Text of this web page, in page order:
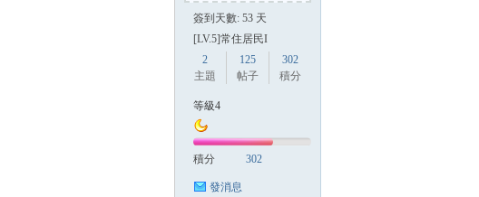
簽到天數: 53 天
[LV.5]常住居民I
2
主題
125
帖子
302
積分
等級4
積分 302
發消息